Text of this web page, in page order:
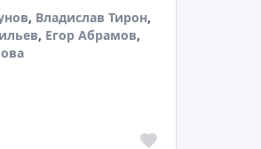
, Владислав Тирон,
, Егор Абрамов,